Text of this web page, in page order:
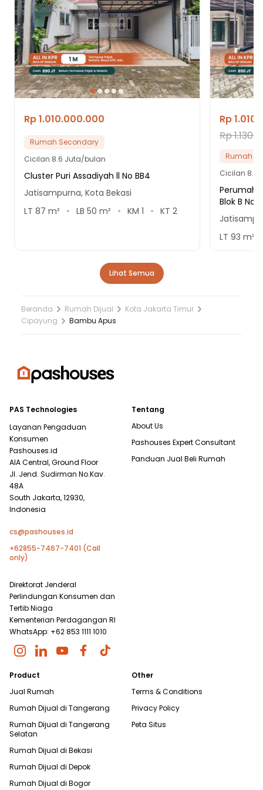
Rp 1.010.000.000
Rumah Secondary
Cicilan 8.6 Juta/bulan
Cluster Puri Assadiyah ll No BB4
Jatisampurna, Kota Bekasi
LT 87 m² LB 50 m² KM 1 KT 2
Rp
Rp
Rumah
Cicilan 8.6
Blok B
LT 93 m²
Lihat Semua
Beranda Rumah Dijual
Kota Jakarta Timur
Cipayung
Bambu Apus
PAS Technologies
Layanan Pengaduan
Konsumen
Pashouses.id
AIA Central, Ground Floor
Jl. Jend. Sudirman No.Kav.
48A
South Jakarta, 12930,
Indonesia
cs@pashouses.id
+62855-7467-7401 (Call
only)
Direktorat Jenderal
Perlindungan Konsumen dan
Tertib Niaga
Kementerian Perdagangan RI
WhatsApp: +62 853 1111 1010
Tentang
About Us
Pashouses Expert Consultant
Panduan Jual Beli Rumah
Product
Jual Rumah
Rumah Dijual di Tangerang
Rumah Dijual di Tangerang
Selatan
Rumah Dijual di Bekasi
Rumah Dijual di Depok
Rumah Dijual di Bogor
Other
Terms & Conditions
Privacy Policy
Peta Situs